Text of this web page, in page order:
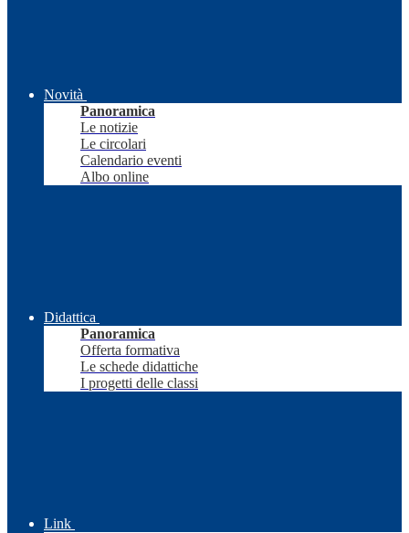
Novità
Panoramica
Le notizie
Le circolari
Calendario eventi
Albo online
Didattica
Panoramica
Offerta formativa
Le schede didattiche
I progetti delle classi
Link